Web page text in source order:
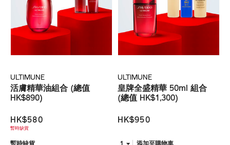
ULTIMUNE
活膚精華油組合 (總值
HK$890)
HK$580
暫時缺貨
ULTIMUNE
皇牌全盛精華 50ml 組合
(總值 HK$1,300)
HK$950